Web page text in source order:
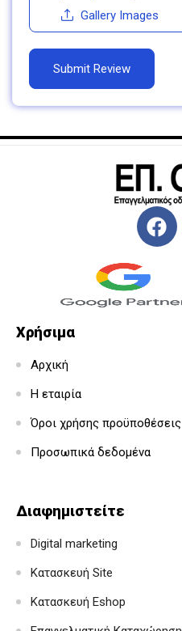
Gallery Images
Χρήσιμα
Αρχική
Η εταιρία
Όροι χρήσης προϋποθέσεις
Προσωπικά δεδομένα
Διαφημιστείτε
Digital marketing
Κατασκευή Site
Κατασκευή Eshop